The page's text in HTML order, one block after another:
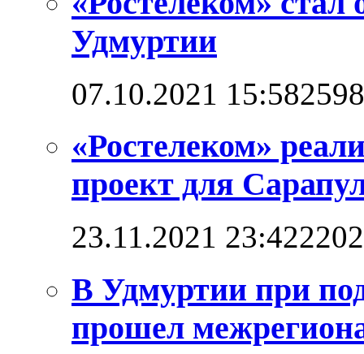
Удмуртии
07.10.2021 15:58
«Ростелеком»
проект для
23.11.2021 23:42
В Удмуртии при
прошел